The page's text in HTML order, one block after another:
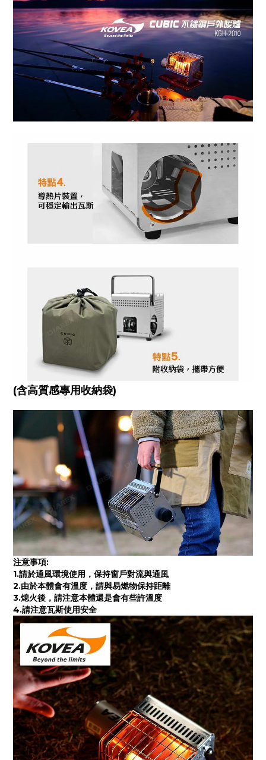
(含高質感專用收納袋)
注意事項:
1.請於通風環境使用，保持窗戶對流與通風
2.由於本體會有溫度，請與易燃物保持距離
3.熄火後，請注意本體還是會有些許溫度
4.請注意瓦斯使用安全